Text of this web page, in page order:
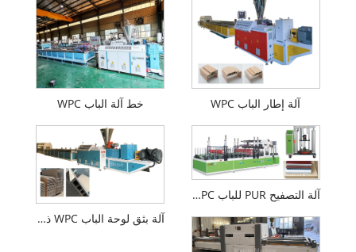
خط آلة الباب WPC آلة إطار الباب WPC
آلة بثق لوحة الباب WPC ذات الكفاءة العالية
آلة التصفيح PUR للباب WPC